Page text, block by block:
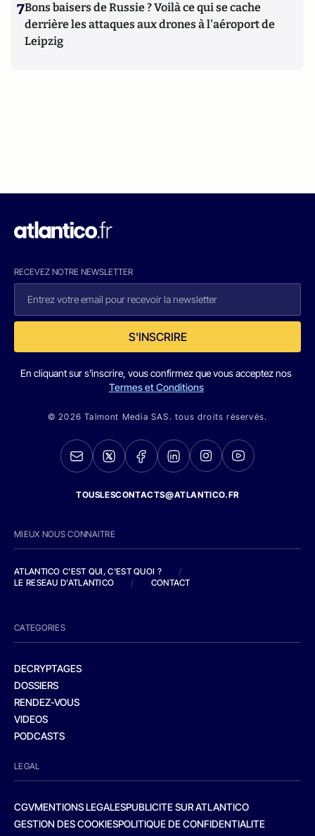
7Bons baisers de Russie ? Voilà ce qui se cache
derrière les attaques aux drones à l'aéroport de
Leipzig
RECEVEZ NOTRE NEWSLETTER
S'INSCRIRE
En cliquant sur s'inscrire, vous confirmez que vous acceptez nos
Termes et Conditions
© 2026 Talmont Media SAS. tous droits réservés.
TOUSLESCONTACTS@ATLANTICO.FR
MIEUX NOUS CONNAITRE
ATLANTICO C'EST QUI, C'EST QUOI ?
/
LE RESEAU D'ATLANTICO
/ CONTACT
CATEGORIES
DECRYPTAGES
DOSSIERS
RENDEZ-VOUS
VIDEOS
PODCASTS
LEGAL
CGVMENTIONS LEGALESPUBLICITE SUR ATLANTICO
GESTION DES COOKIESPOLITIQUE DE CONFIDENTIALITE